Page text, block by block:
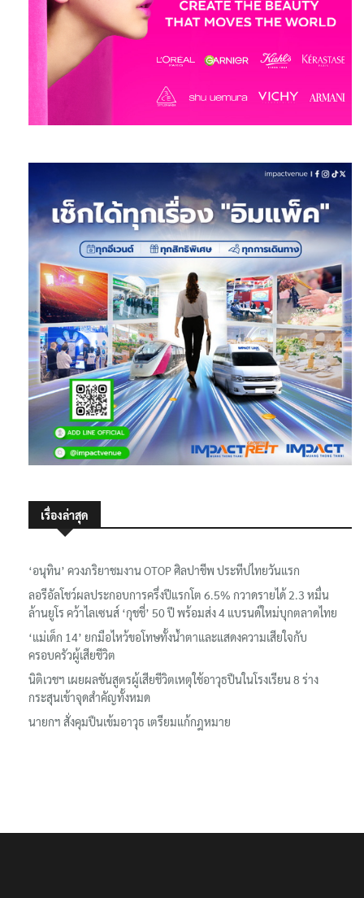
เรื่องล่าสุด
‘อนุทิน’ ควงภริยาชมงาน OTOP ศิลปาชีพ ประทีปไทยวันแรก
ลอรีอัลโชว์ผลประกอบการครึ่งปีแรกโต 6.5% กวาดรายได้ 2.3 หมื่น
ล้านยูโร คว้าไลเซนส์ ‘กุชชี่’ 50 ปี พร้อมส่ง 4 แบรนด์ใหม่บุกตลาดไทย
‘แม่เด็ก 14’ ยกมือไหว้ขอโทษทั้งน้ำตาและแสดงความเสียใจกับ
ครอบครัวผู้เสียชีวิต
นิติเวชฯ เผยผลชันสูตรผู้เสียชีวิตเหตุใช้อาวุธปืนในโรงเรียน 8 ร่าง
กระสุนเข้าจุดสำคัญทั้งหมด
นายกฯ สั่งคุมปืนเข้มอาวุธ เตรียมแก้กฎหมาย